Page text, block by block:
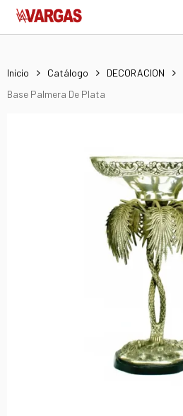
Skip
Inicio Catálogo DECORACION
Base Palmera De Plata